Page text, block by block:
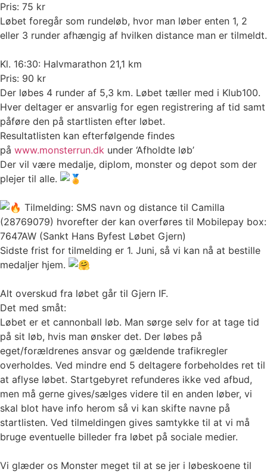
Pris: 75 kr
Løbet foregår som rundeløb, hvor man løber enten 1, 2
eller 3 runder afhængig af hvilken distance man er tilmeldt.
Kl. 16:30: Halvmarathon 21,1 km
Pris: 90 kr
Der løbes 4 runder af 5,3 km. Løbet tæller med i Klub100.
Hver deltager er ansvarlig for egen registrering af tid samt
påføre den på startlisten efter løbet.
Resultatlisten kan efterfølgende findes
på www.monsterrun.dk under ‘Afholdte løb’
Der vil være medalje, diplom, monster og depot som der
plejer til alle.
Tilmelding: SMS navn og distance til Camilla
(28769079) hvorefter der kan overføres til Mobilepay box:
7647AW (Sankt Hans Byfest Løbet Gjern)
Sidste frist for tilmelding er 1. Juni, så vi kan nå at bestille
medaljer hjem.
Alt overskud fra løbet går til Gjern IF.
Det med småt:
Løbet er et cannonball løb. Man sørge selv for at tage tid
på sit løb, hvis man ønsker det. Der løbes på
eget/forældrenes ansvar og gældende trafikregler
overholdes. Ved mindre end 5 deltagere forbeholdes ret til
at aflyse løbet. Startgebyret refunderes ikke ved afbud,
men må gerne gives/sælges videre til en anden løber, vi
skal blot have info herom så vi kan skifte navne på
startlisten. Ved tilmeldingen gives samtykke til at vi må
bruge eventuelle billeder fra løbet på sociale medier.
Vi glæder os Monster meget til at se jer i løbeskoene til